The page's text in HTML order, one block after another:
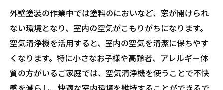
外壁塗装の作業中では塗料のにおいなど、窓が開けられ
ない環境となり、室内の空気がこもりがちになります。
空気清浄機を活用すると、室内の空気を清潔に保ちやす
くなります。特に小さなお子様や高齢者、アレルギー体
質の方がいるご家庭では、空気清浄機を使うことで不快
感を減らし、快適な室内環境を維持することができるで